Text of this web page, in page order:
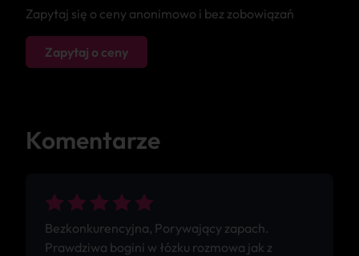
Zapytaj się o ceny anonimowo i bez zobowiązań
Zapytaj o ceny
Komentarze
Bezkonkurencyjna, Porywający zapach.
Prawdziwa bogini w łózku rozmowa jak z